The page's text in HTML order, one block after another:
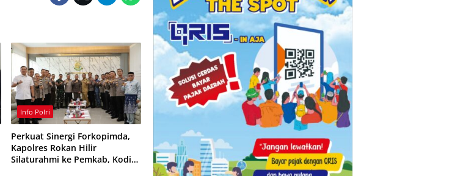
Info Polri
Perkuat Sinergi Forkopimda,
Kapolres Rokan Hilir
Silaturahmi ke Pemkab, Kodim